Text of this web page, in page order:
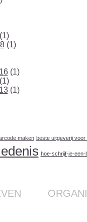
(1)
(1)
(1)
maken beste uitgeverij voor
hoe-schrijf-je-een-